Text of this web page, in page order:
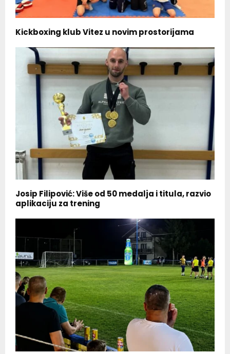
Kickboxing klub Vitez u novim prostorijama
Josip Filipović: Više od 50 medalja i titula, razvio
aplikaciju za trening